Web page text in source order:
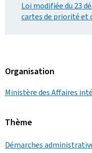
Loi modifiée du 23
cartes de priorité et
Organisation
Ministère des Affaires
Thème
Démarches